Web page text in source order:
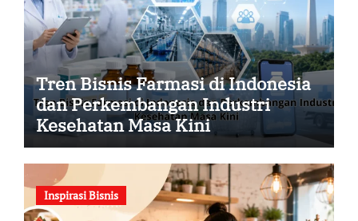
Tren Bisnis Farmasi di Indonesia
dan Perkembangan Industri
Kesehatan Masa Kini
Inspirasi Bisnis